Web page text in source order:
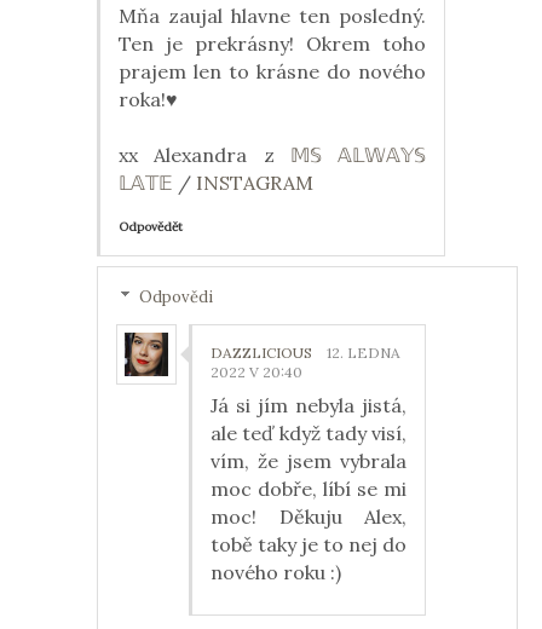
Mňa zaujal hlavne ten posledný.
Ten je prekrásny! Okrem toho
prajem len to krásne do nového
roka!♥
xx Alexandra z 𝕄𝕊 𝔸𝕃𝕎𝔸𝕐𝕊
𝕃𝔸𝕋𝔼 / INSTAGRAM
Odpovědět
Odpovědi
DAZZLICIOUS
12. LEDNA
2022 V 20:40
Já si jím nebyla jistá,
ale teď když tady visí,
vím, že jsem vybrala
moc dobře, líbí se mi
moc! Děkuju Alex,
tobě taky je to nej do
nového roku :)